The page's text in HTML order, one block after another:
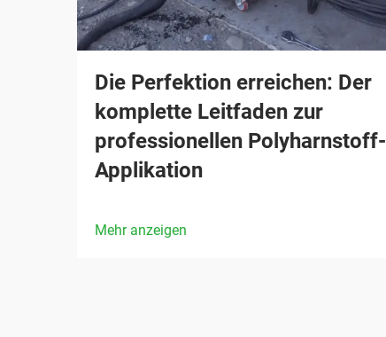
Die Perfektion erreichen: Der
komplette Leitfaden zur
professionellen Polyharnstoff-
Applikation
Mehr anzeigen